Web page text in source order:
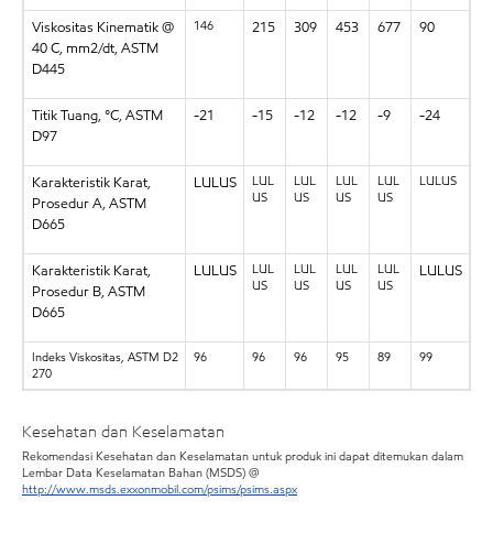
Viskositas Kinematik @
40 C, mm2/dt, ASTM
D445
146 215 309 453 677 90
Titik Tuang, °C, ASTM
D97
-21 -15 -12 -12 -9 -24
Karakteristik Karat,
Prosedur A, ASTM
D665
LULUS
LUL
US
LUL
US
LUL
US
LUL
US
LULUS
Karakteristik Karat,
Prosedur B, ASTM
D665
LULUS
LUL
US
LUL
US
LUL
US
LUL
US
LULUS
Indeks Viskositas, ASTM D2
270
96 96 96 95 89 99
Kesehatan dan Keselamatan
Rekomendasi Kesehatan dan Keselamatan untuk produk ini dapat ditemukan dalam
Lembar Data Keselamatan Bahan (MSDS) @
http://www.msds.exxonmobil.com/psims/psims.aspx